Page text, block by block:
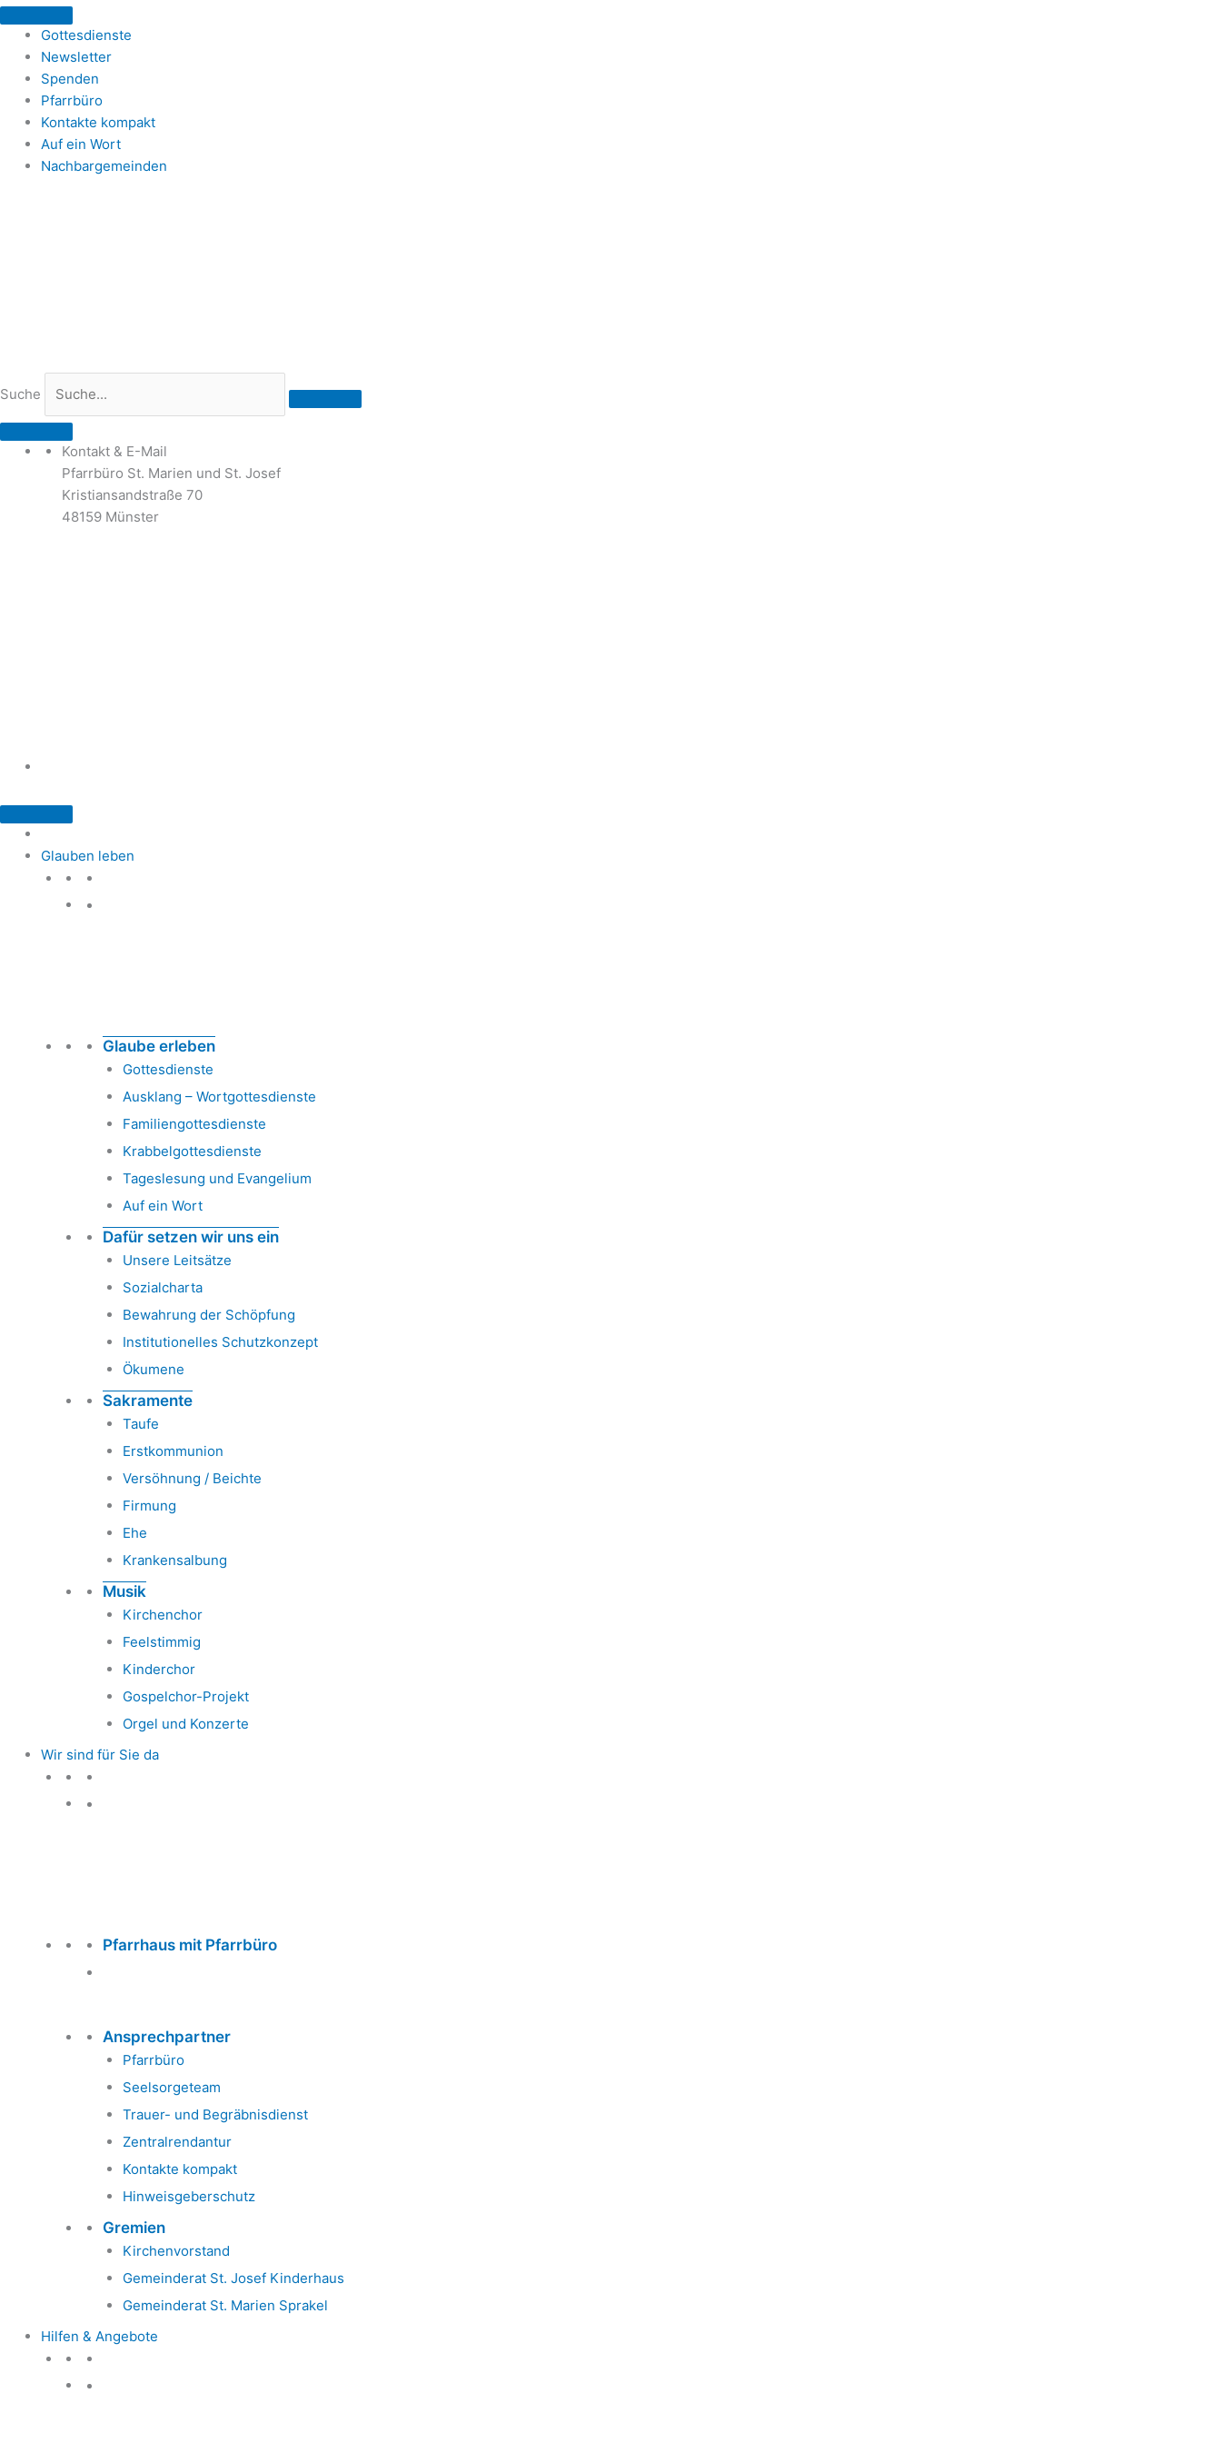
Zum
Inhalt
springen
Gottesdienste
Newsletter
Spenden
Pfarrbüro
Kontakte kompakt
Auf ein Wort
Nachbargemeinden
Suche
Kontakt & E-Mail
Pfarrbüro St. Marien und St. Josef
Kristiansandstraße 70
48159 Münster
Glauben leben
Glaube erleben
Gottesdienste
Ausklang – Wortgottesdienste
Familiengottesdienste
Krabbelgottesdienste
Tageslesung und Evangelium
Auf ein Wort
Dafür setzen wir uns ein
Unsere Leitsätze
Sozialcharta
Bewahrung der Schöpfung
Institutionelles Schutzkonzept
Ökumene
Sakramente
Taufe
Erstkommunion
Versöhnung / Beichte
Firmung
Ehe
Krankensalbung
Musik
Kirchenchor
Feelstimmig
Kinderchor
Gospelchor-Projekt
Orgel und Konzerte
Wir sind für Sie da
Pfarrhaus mit Pfarrbüro
Ansprechpartner
Pfarrbüro
Seelsorgeteam
Trauer- und Begräbnisdienst
Zentralrendantur
Kontakte kompakt
Hinweisgeberschutz
Gremien
Kirchenvorstand
Gemeinderat St. Josef Kinderhaus
Gemeinderat St. Marien Sprakel
Hilfen & Angebote